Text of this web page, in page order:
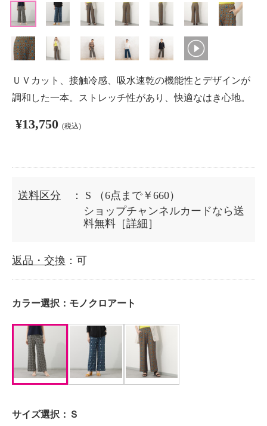
ＵＶカット、接触冷感、吸水速乾の機能性とデザインが
調和した一本。ストレッチ性があり、快適なはき心地。
¥13,750 (税込)
送料区分 ： S
（6点まで￥660）
ショップチャンネルカードなら送
料無料［詳細 ］
返品・交換 ：可
カラー選択： モノクロアート
サイズ選択： Ｓ